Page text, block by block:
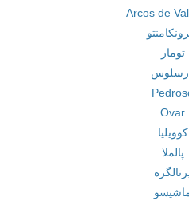
Arcos de
تومار
Ovar
کوویلیا
پالملا